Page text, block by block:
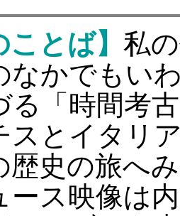
ことば】 私
なかでもい
る「時間考
スとイタリ
歴史の旅へ
ース映像は